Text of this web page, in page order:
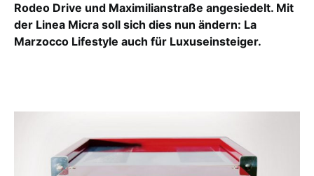
Rodeo Drive und Maximilianstraße angesiedelt. Mit
der Linea Micra soll sich dies nun ändern: La
Marzocco Lifestyle auch für Luxuseinsteiger.